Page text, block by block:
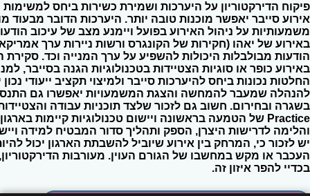
פיקוח הדירקטוריון על היערכות ושמירת כשירות ביחס
אירוע סייבר יאפשר מוכנות טובה יותר. היערכות הדובר מבעוד
משמעותיות על ניהול האירוע בפועל ויימנע מצב של עיכוב
באירוע של יאהו (חקירות של הקונגרס ורשות ניירות ערך
הודעות מבולבלות היכולות להשפיע על ערך המנייה וכד.
באירוע כופר או סוגיות הצטיידות בטכנולוגיות הגנה בסייבר,
החלטות נכונות ביחס להיערכות סייבר ולמיצוי תקציב ייעודי
להנהלה שמעבר להמחשה והצגת המשמעויות יאפשרו גם
והלימה לדרישות היצרן, הספק ותהליך סדור המבטיח למידה
יש לזכור כי, המרחק בין אירוע שיוביל להשבתת הארגון יכול
העכבר או מקש במחשבו של הגורם העוין. מעורבות
בכדיי להפר איזון זה.